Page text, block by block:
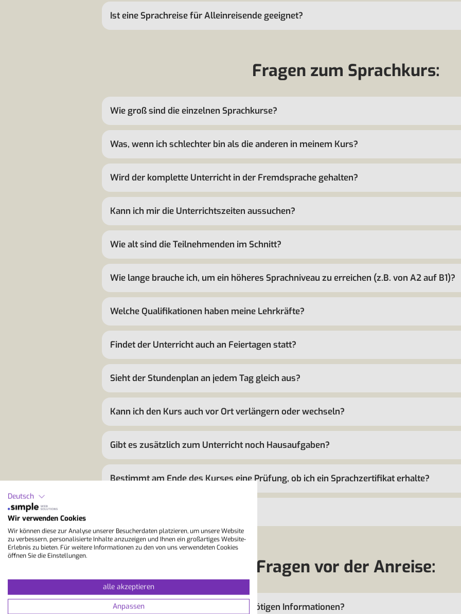
Ist eine Sprachreise für Alleinreisende geeignet?
Fragen zum Sprachkurs:
Wie groß sind die einzelnen Sprachkurse?
Was, wenn ich schlechter bin als die anderen in meinem Kurs?
Wird der komplette Unterricht in der Fremdsprache gehalten?
Kann ich mir die Unterrichtszeiten aussuchen?
Wie alt sind die Teilnehmenden im Schnitt?
Wie lange brauche ich, um ein höheres Sprachniveau zu erreichen (z.B. von A2 auf B1)?
Welche Qualifikationen haben meine Lehrkräfte?
Findet der Unterricht auch an Feiertagen statt?
Sieht der Stundenplan an jedem Tag gleich aus?
Kann ich den Kurs auch vor Ort verlängern oder wechseln?
Gibt es zusätzlich zum Unterricht noch Hausaufgaben?
Bestimmt am Ende des Kurses eine Prüfung, ob ich ein Sprachzertifikat erhalte?
Fragen vor der Anreise:
Wie weit im Voraus erhalte ich alle nötigen Informationen?
Deutsch
Wir verwenden Cookies
Wir können diese zur Analyse unserer Besucherdaten platzieren, um unsere Website
zu verbessern, personalisierte Inhalte anzuzeigen und Ihnen ein großartiges Website-
Erlebnis zu bieten. Für weitere Informationen zu den von uns verwendeten Cookies
öffnen Sie die Einstellungen.
alle akzeptieren
Anpassen